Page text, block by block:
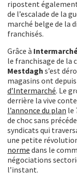
ripostent
de l’escalade de la
marché belge de la
franchisés.
Grâce à
le franchisage de la
Mestdagh s’est
magasins ont depuis
d’Intermarché. Le
derrière la vive
l’annonce du plan le
de choc sans
syndicats qui
une petite
norme dans le
négociations
l’instant.